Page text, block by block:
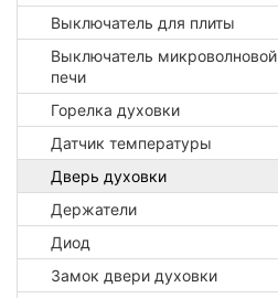
Выключатель для плиты
Выключатель микроволновой
печи
Горелка духовки
Датчик температуры
Дверь духовки
Держатели
Диод
Замок двери духовки